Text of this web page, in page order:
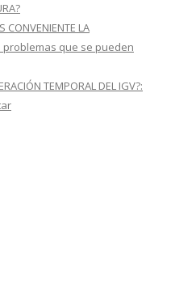
CONVENIENTE LA
problemas que se pueden
TEMPORAL DEL IGV?: